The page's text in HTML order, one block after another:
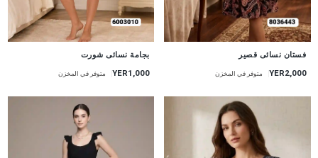
جديد
فستان نسائى قصير
YER2,000 متوفر في المخزن
جديد
بجامة نسائى شورت
YER1,000 متوفر في المخزن